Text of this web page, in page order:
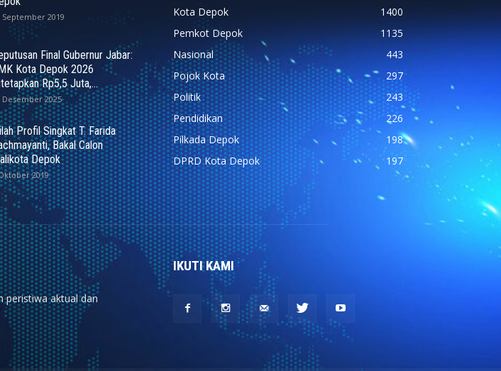
September 2019
Final Gubernur Jabar:
Kota Depok 2026
Rp5,5 Juta,...
Desember 2025
Profil Singkat T. Farida
Bakal Calon
Depok
2019
Kota Depok
1400
Pemkot Depok
1135
Nasional
443
Pojok Kota
297
Politik
243
Pendidikan
226
Pilkada Depok
198
DPRD Kota Depok
197
peristiwa aktual dan
IKUTI KAMI